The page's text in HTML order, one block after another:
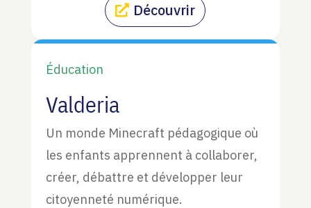
Découvrir
Éducation
Valderia
Un monde Minecraft pédagogique où
les enfants apprennent à collaborer,
créer, débattre et développer leur
citoyenneté numérique.